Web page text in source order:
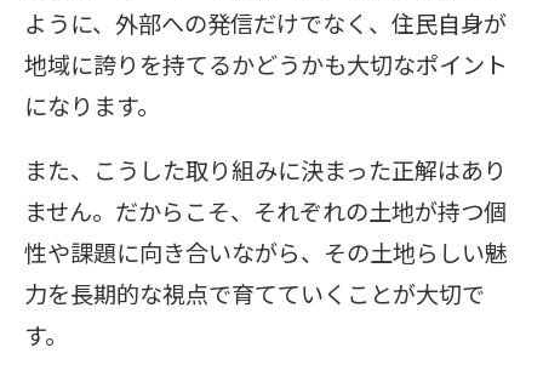
ように、外部への発信だけでなく、住民自身が
地域に誇りを持てるかどうかも大切なポイント
になります。
また、こうした取り組みに決まった正解はあり
ません。だからこそ、それぞれの土地が持つ個
性や課題に向き合いながら、その土地らしい魅
力を長期的な視点で育てていくことが大切で
す。